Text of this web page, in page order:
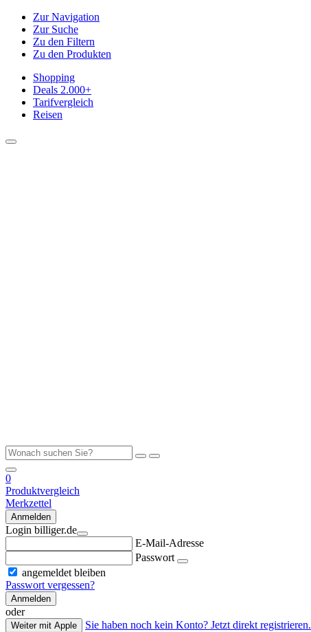
Zur Navigation
Zur Suche
Zu den Filtern
Zu den Produkten
Shopping
Deals 2.000+
Tarifvergleich
Reisen
0
Produktvergleich
Merkzettel
Anmelden
Login billiger.de
E-Mail-Adresse
Passwort
angemeldet bleiben
Passwort vergessen?
Anmelden
oder
Weiter mit Apple
Sie haben noch kein Konto? Jetzt direkt registrieren.